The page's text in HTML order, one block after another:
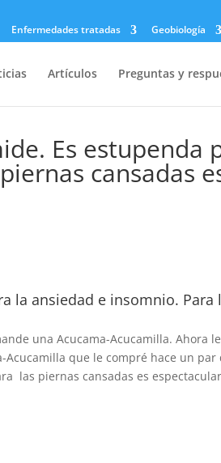
Enfermedades tratadas Geobiología
Artículos Preguntas y
Es estupenda
cansadas
la ansiedad e insomnio. Para
una Acucama-Acucamilla. Ahora
que le compré hace un par
las piernas cansadas es